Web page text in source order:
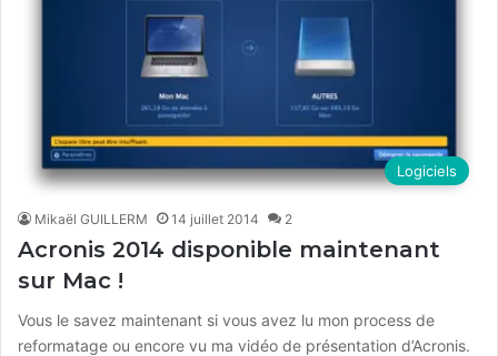
Logiciels
Mikaël GUILLERM 14 juillet 2014 2
Acronis 2014 disponible maintenant
sur Mac !
Vous le savez maintenant si vous avez lu mon process de
reformatage ou encore vu ma vidéo de présentation d’Acronis.